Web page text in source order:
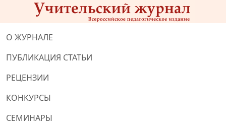
О ЖУРНАЛЕ
ПУБЛИКАЦИЯ СТАТЬИ
РЕЦЕНЗИИ
КОНКУРСЫ
СЕМИНАРЫ